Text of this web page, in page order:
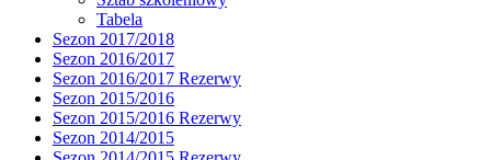
Tabela
Sezon 2017/2018
Sezon 2016/2017
Sezon 2016/2017 Rezerwy
Sezon 2015/2016
Sezon 2015/2016 Rezerwy
Sezon 2014/2015